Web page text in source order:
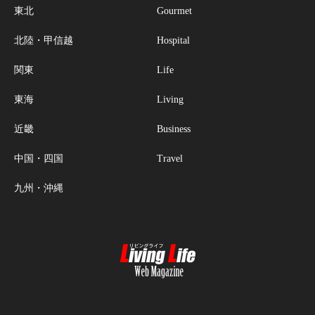
東北
北陸・甲信越
関東
東海
近畿
中国・四国
九州・沖縄
Gourmet
Hospital
Life
Living
Business
Travel